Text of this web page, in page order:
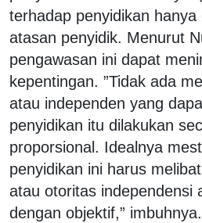
terhadap penyidikan hanya
atasan penyidik. Menurut
pengawasan ini dapat
kepentingan. ”Tidak ada
atau independen yang
penyidikan itu dilakukan
proporsional. Idealnya
penyidikan ini harus
atau otoritas independensi
dengan objektif,” imbuhnya.